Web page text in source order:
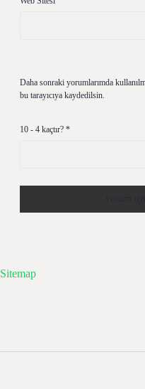
Daha sonraki yorumlarımda
bu tarayıcıya kaydedilsin.
10 - 4 kaçtır? *
Sitemap